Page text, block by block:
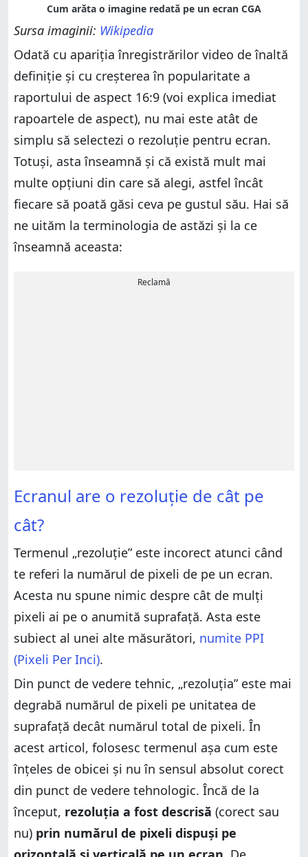
Sursa imaginii: Wikipedia
Odată cu apariția înregistrărilor video de înaltă
definiție și cu creșterea în popularitate a
raportului de aspect 16:9 (voi explica imediat
rapoartele de aspect), nu mai este atât de
simplu să selectezi o rezoluție pentru ecran.
Totuși, asta înseamnă și că există mult mai
multe opțiuni din care să alegi, astfel încât
fiecare să poată găsi ceva pe gustul său. Hai să
ne uităm la terminologia de astăzi și la ce
înseamnă aceasta:
Reclamă
Ecranul are o rezoluție de cât pe
cât?
Termenul „rezoluție” este incorect atunci când
te referi la numărul de pixeli de pe un ecran.
Acesta nu spune nimic despre cât de mulți
pixeli ai pe o anumită suprafață. Asta este
subiect al unei alte măsurători, numite PPI
(Pixeli Per Inci).
Din punct de vedere tehnic, „rezoluția” este mai
degrabă numărul de pixeli pe unitatea de
suprafață decât numărul total de pixeli. În
acest articol, folosesc termenul așa cum este
înțeles de obicei și nu în sensul absolut corect
din punct de vedere tehnologic. Încă de la
început, rezoluția a fost descrisă (corect sau
nu) prin numărul de pixeli dispuși pe